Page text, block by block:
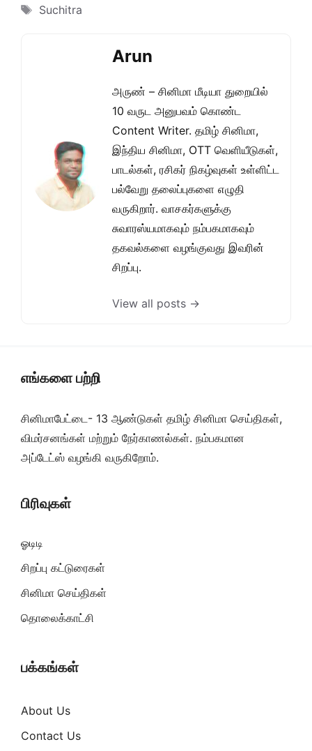
Tags
Suchitra
Arun
அருண் – சினிமா மீடியா துறையில்
10 வருட அனுபவம் கொண்ட
Content Writer. தமிழ் சினிமா,
இந்திய சினிமா, OTT வெளியீடுகள்,
பாடல்கள், ரசிகர் நிகழ்வுகள் உள்ளிட்ட
பல்வேறு தலைப்புகளை எழுதி
வருகிறார். வாசகர்களுக்கு
சுவாரஸ்யமாகவும் நம்பகமாகவும்
தகவல்களை வழங்குவது இவரின்
சிறப்பு.
View all posts →
எங்களை பற்றி
சினிமாபேட்டை- 13 ஆண்டுகள் தமிழ் சினிமா செய்திகள்,
விமர்சனங்கள் மற்றும் நேர்காணல்கள். நம்பகமான
அப்டேட்ஸ் வழங்கி வருகிறோம்.
பிரிவுகள்
ஓடிடி
சிறப்பு கட்டுரைகள்
சினிமா செய்திகள்
தொலைக்காட்சி
பக்கங்கள்
About Us
Contact Us